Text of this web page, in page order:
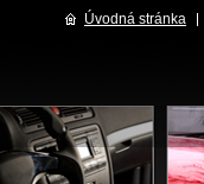
Úvodná stránka